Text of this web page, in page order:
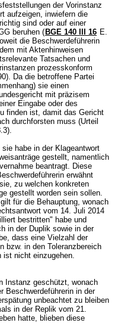
der Vorinstanz
aufzeigen, inwiefern die
sind oder auf einer
beruhen ( BGE 140 III 16 E.
die Beschwerdeführerin
mit Aktenhinweisen
Tatsachen und
prozesskonform
Da die betroffene Partei
sie einen
mit präzisem
Eingabe oder des
finden ist, damit das Gericht
durchforsten muss (Urteil
habe in der Klageantwort
gestellt, namentlich
beantragt. Diese
erwähnt
zu welchen konkreten
gestellt worden sein sollen.
für die Behauptung, wonach
vom 14. Juli 2014
bestritten" habe und
in der Duplik sowie in der
dass eine Vielzahl der
bzw. in den Toleranzbereich
ist nicht einzugehen.
Instanz geschützt, wonach
Beschwerdeführerin in der
unbeachtet zu bleiben
in der Replik vom 21.
hatte, blieben diese